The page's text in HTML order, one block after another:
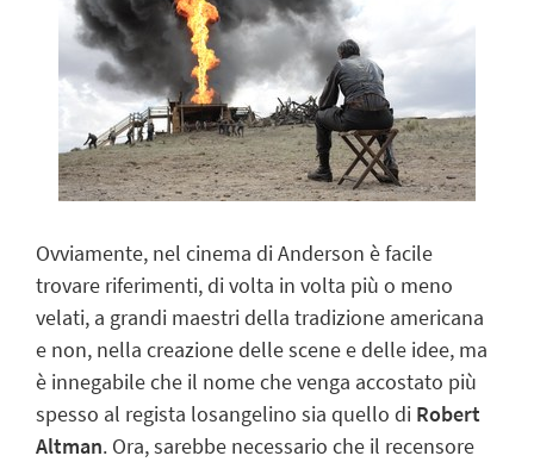
Ovviamente, nel cinema di Anderson è facile
trovare riferimenti, di volta in volta più o meno
velati, a grandi maestri della tradizione americana
e non, nella creazione delle scene e delle idee, ma
è innegabile che il nome che venga accostato più
spesso al regista losangelino sia quello di Robert
Altman. Ora, sarebbe necessario che il recensore